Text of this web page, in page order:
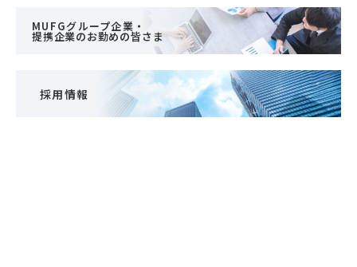
MUFGグループ企業・
提携企業のお勤めの皆さま
採用情報